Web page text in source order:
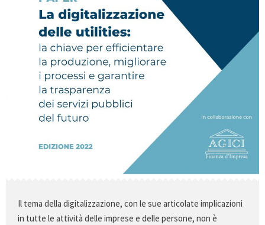
Il tema della digitalizzazione, con le sue articolate implicazioni
in tutte le attività delle imprese e delle persone, non è